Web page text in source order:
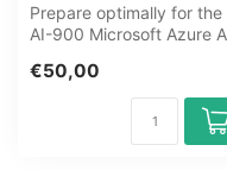
Prepare optimally for the
AI-900 Microsoft Azure
the G...
€50,00